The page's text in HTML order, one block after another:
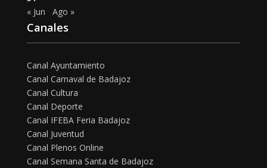
« Jun
Ago »
Canales
Canal Ayuntamiento
Canal Carnaval de Badajoz
Canal Cultura
Canal Deporte
Canal IFEBA Feria Badajoz
Canal Juventud
Canal Plenos Online
Canal Semana Santa de Badajoz